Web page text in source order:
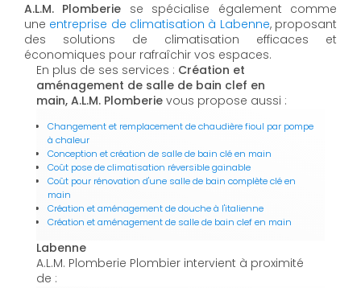
A.L.M. Plomberie se spécialise également comme
une entreprise de climatisation à Labenne, proposant
des solutions de climatisation efficaces et
économiques pour rafraîchir vos espaces.
En plus de ses services : Création et
aménagement de salle de bain clef en
main, A.L.M. Plomberie vous propose aussi :
Changement et remplacement de chaudière fioul par pompe
à chaleur
Conception et création de salle de bain clé en main
Coût pose de climatisation réversible gainable
Coût pour rénovation d'une salle de bain complète clé en
main
Création et aménagement de douche à l'italienne
Création et aménagement de salle de bain clef en main
Labenne
A.L.M. Plomberie Plombier intervient à proximité
de :